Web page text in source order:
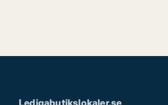
Ledigabutikslokaler.se